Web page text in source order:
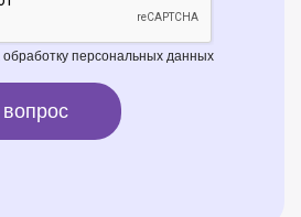
обработку персональных данных